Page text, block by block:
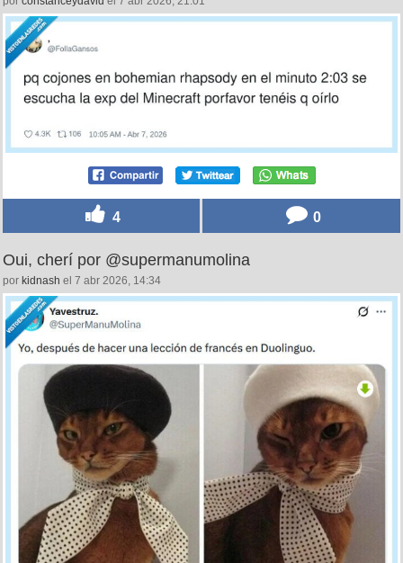
4 0
Oui, cherí por @supermanumolina
por kidnash el 7 abr 2026, 14:34